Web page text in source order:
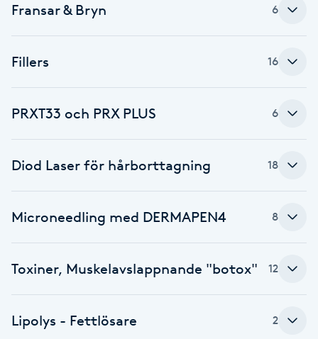
Fransk manikyr
Fransrengöring
Friskvårdsmassage
Frisör
Färgning
Föning
Fransar & Bryn 6
Fillers 16
PRXT33 och PRX PLUS 6
Diod Laser för hårborttagning 18
Microneedling med DERMAPEN4 8
Toxiner, Muskelavslappnande "botox" 12
Lipolys - Fettlösare 2